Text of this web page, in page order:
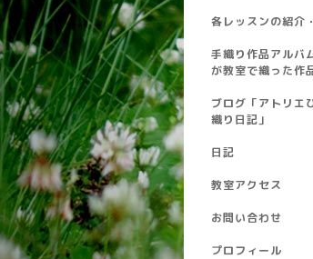
各レッスンの紹介
手織り作品アル
が教室で織った作
ブログ「アトリ
織り日記」
日記
教室アクセス
お問い合わせ
プロフィール